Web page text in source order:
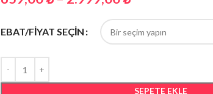
EBAT/FİYAT SEÇİN
SEPETE EKLE